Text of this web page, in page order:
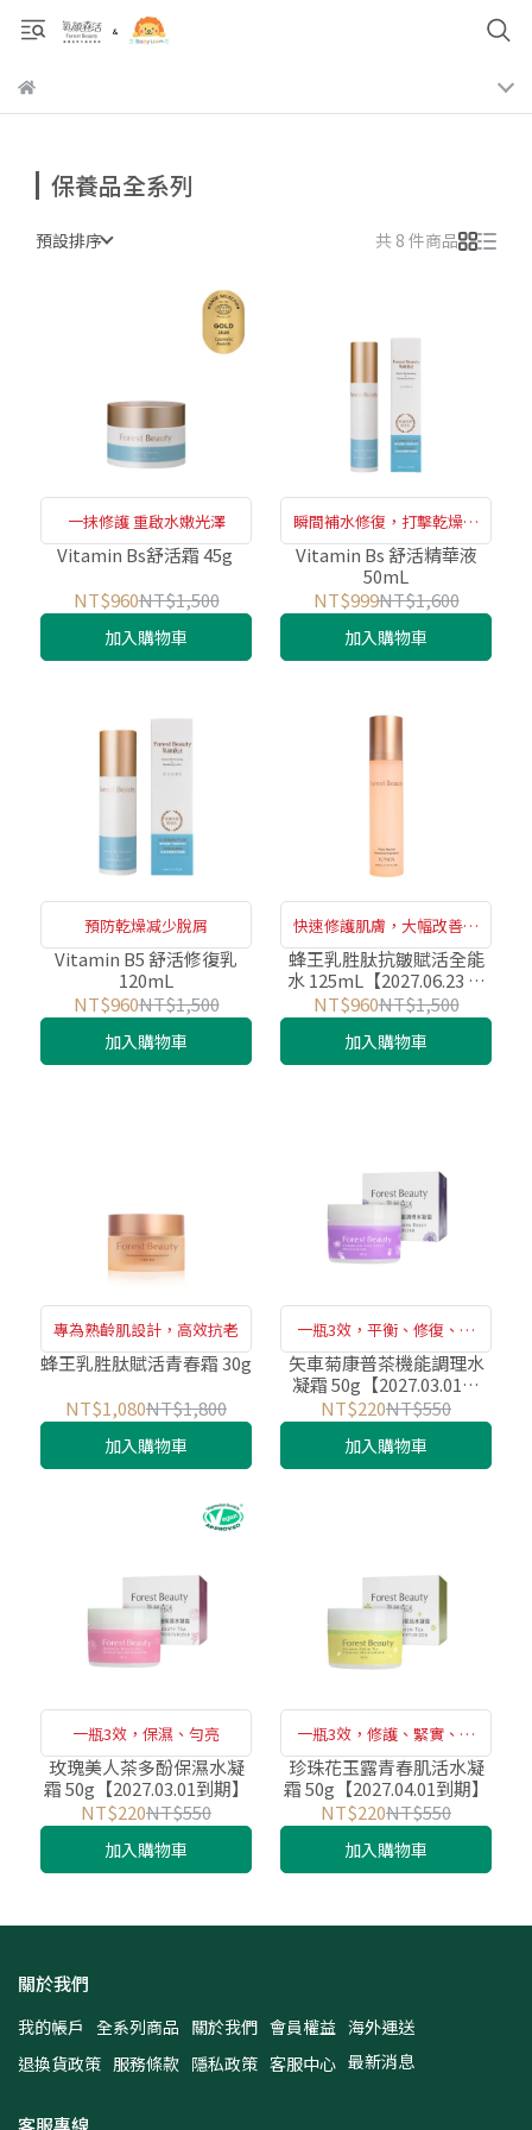
保養品全系列
預設排序 共 8 件商品
一抹修護 重啟水嫩光澤
Vitamin Bs舒活霜 45g
NT$960NT$1,500
加入購物車
瞬間補水修復，打擊乾燥敏
感
Vitamin Bs 舒活精華液
50mL
NT$999NT$1,600
加入購物車
預防乾燥减少脫屑
Vitamin B5 舒活修復乳
120mL
NT$960NT$1,500
加入購物車
快速修護肌膚，大幅改善老
化瑕疵
蜂王乳胜肽抗皺賦活全能
水 125mL【2027.06.23 到
期】
NT$960NT$1,500
加入購物車
專為熟齡肌設計，高效抗老
蜂王乳胜肽賦活青春霜 30g
NT$1,080NT$1,800
加入購物車
一瓶3效，平衡、修復、嫩
亮
矢車菊康普茶機能調理水
凝霜 50g【2027.03.01到
期】
NT$220NT$550
加入購物車
一瓶3效，保濕、勻亮
玫瑰美人茶多酚保濕水凝
霜 50g【2027.03.01到期】
NT$220NT$550
加入購物車
一瓶3效，修護、緊實、潤
亮
珍珠花玉露青春肌活水凝
霜 50g【2027.04.01到期】
NT$220NT$550
加入購物車
關於我們
我的帳戶 全系列商品 關於我們 會員權益 海外運送
退換貨政策 服務條款 隱私政策 客服中心 最新消息
客服專線